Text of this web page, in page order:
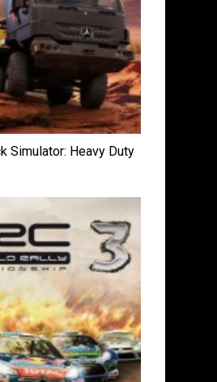
Simulator: Heavy Duty